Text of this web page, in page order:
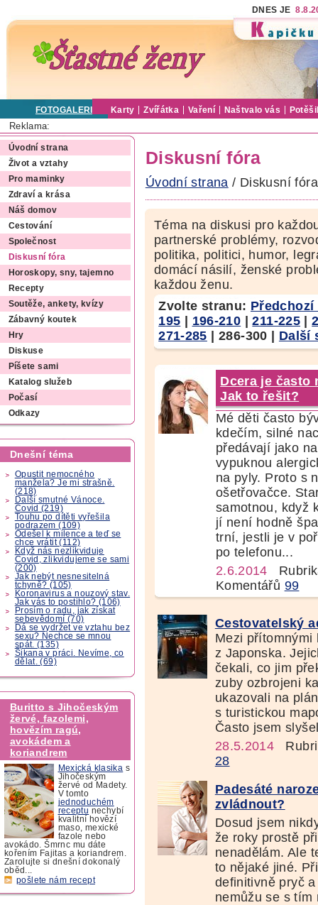
DNES JE
FOTOGALERIE Karty Zvířátka Vaření Naštvalo vás
Reklama:
Úvodní strana
Život a vztahy
Pro maminky
Zdraví a krása
Náš domov
Cestování
Společnost
Diskusní fóra
Horoskopy, sny, tajemno
Recepty
Soutěže, ankety, kvízy
Zábavný koutek
Hry
Diskuse
Píšete sami
Katalog služeb
Počasí
Odkazy
Dnešní téma
Opustit nemocného
manžela? Je mi strašně.
(218)
Další smutné Vánoce.
Covid (219)
Touhu po dítěti vyřešila
podrazem (109)
Odešel k milence a teď se
chce vrátit (112)
Když nás nezlikviduje
Covid, zlikvidujeme se sami
(200)
Jak nebýt nesnesitelná
tchyně? (105)
Koronavirus a nouzový stav.
Jak vás to postihlo? (106)
Prosím o radu, jak získat
sebevědomí (70)
Dá se vydržet ve vztahu bez
sexu? Nechce se mnou
spát. (135)
Šikana v práci. Nevíme, co
dělat. (69)
Buritto s Jihočeským
žervé, fazolemi,
hovězím ragú,
avokádem a
koriandrem
Mexická klasika s
Jihočeským
žervé od Madety.
V tomto
jednoduchém
receptu nechybí
kvalitní hovězí
maso, mexické
fazole nebo
avokádo. Šmrnc mu dáte
kořením Fajitas a koriandrem.
Zarolujte si dnešní dokonalý
oběd...
pošlete nám recept
Diskusní fóra
Úvodní strana / Diskusní fóra
Téma na diskusi pro
partnerské problémy,
politika, politici, humor,
domácí násilí, ženské
každou ženu.
Zvolte stranu: Předchozí
195
196-210 |211-225 |
271-285 |286-300 Další
Dcera je často
Jak to řešit?
Mé děti často
kdečím, silné
předávají jako
vypuknou
na pyly. Proto s
ošetřovačce.
samotnou, když
jí není hodně
trní, jestli je v
po telefonu...
2.6.2014
Komentářů 99
Cestovatelský
Mezi
z Japonska.
čekali, co jim
zuby ozbrojeni
ukazovali na
s turistickou
Často jsem
28.5.2014
28
Padesáté
zvládnout?
Dosud jsem
že roky prostě
nenadělám. Ale
to nějaké jiné.
definitivně pryč
nemůžu se s tím